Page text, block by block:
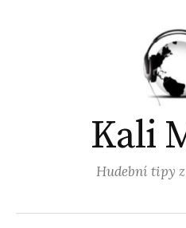
Kali
Hudební tipy z